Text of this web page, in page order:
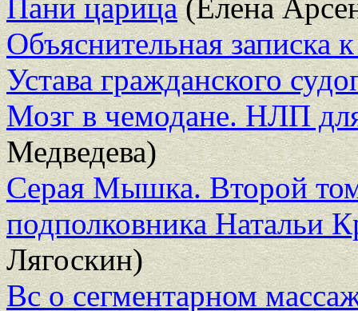
Пани царица(Елена
Объяснительная записка
Устава гражданского
Мозг в чемодане. НЛП
Медведева)
Серая Мышка. Второй
подполковника Натальи
Лягоскин)
Вс о сегментарном